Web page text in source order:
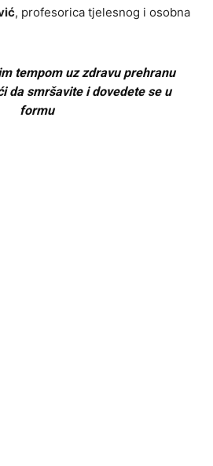
, profesorica tjelesnog i osobna
tempom uz zdravu prehranu
da smršavite i dovedete se u
formu